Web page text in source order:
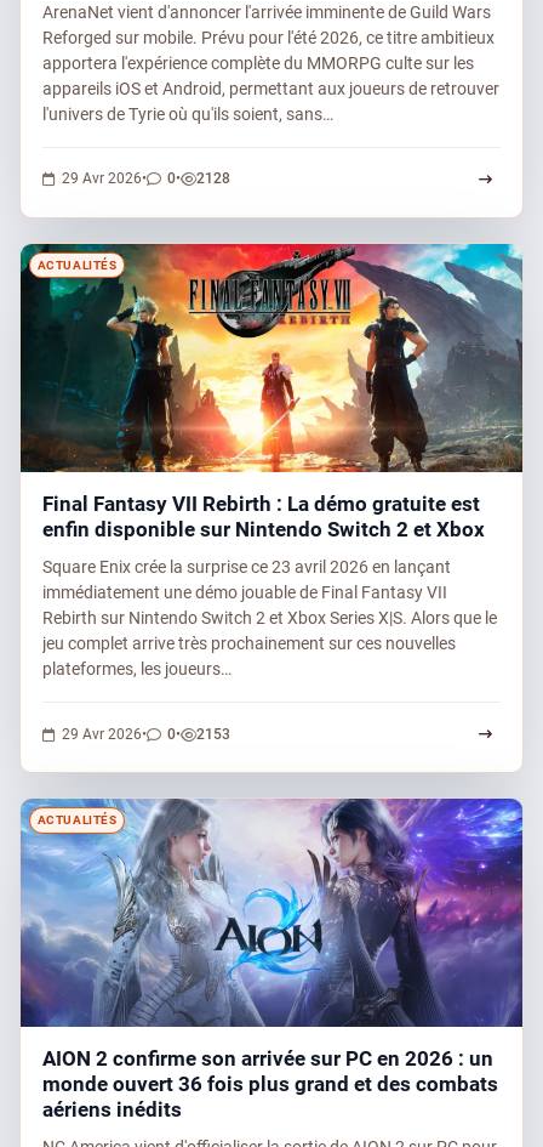
ArenaNet vient d'annoncer l'arrivée imminente de Guild Wars
Reforged sur mobile. Prévu pour l'été 2026, ce titre ambitieux
apportera l'expérience complète du MMORPG culte sur les
appareils iOS et Android, permettant aux joueurs de retrouver
l'univers de Tyrie où qu'ils soient, sans…
29 Avr 2026• 0
0 commentaires
• 2128
2128 vues
ACTUALITÉS
Final Fantasy VII Rebirth : La démo gratuite est
enfin disponible sur Nintendo Switch 2 et Xbox
Square Enix crée la surprise ce 23 avril 2026 en lançant
immédiatement une démo jouable de Final Fantasy VII
Rebirth sur Nintendo Switch 2 et Xbox Series X|S. Alors que le
jeu complet arrive très prochainement sur ces nouvelles
plateformes, les joueurs…
29 Avr 2026• 0
0 commentaires
• 2153
2153 vues
ACTUALITÉS
AION 2 confirme son arrivée sur PC en 2026 : un
monde ouvert 36 fois plus grand et des combats
aériens inédits